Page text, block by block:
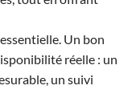
Un bon
réelle : un
un suivi